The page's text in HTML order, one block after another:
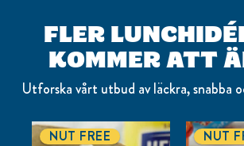
FLER
KOMMER ATT
Utforska vårt utbud av läckra, snabba
NUT FREE NUT